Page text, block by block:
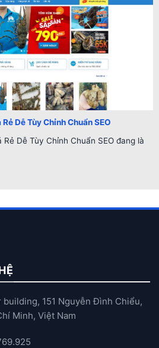
Dễ Tùy Chỉnh Chuẩn SEO
Rẻ Dễ Tùy Chỉnh Chuẩn SEO đang là
building, 151 Nguyễn Đình Chiểu,
Minh, Việt Nam